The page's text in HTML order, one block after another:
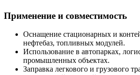
Применение и совместимость
Оснащение стационарных и
нефтебаз, топливных модулей.
Использование в автопарках,
промышленных объектах.
Заправка легкового и грузового